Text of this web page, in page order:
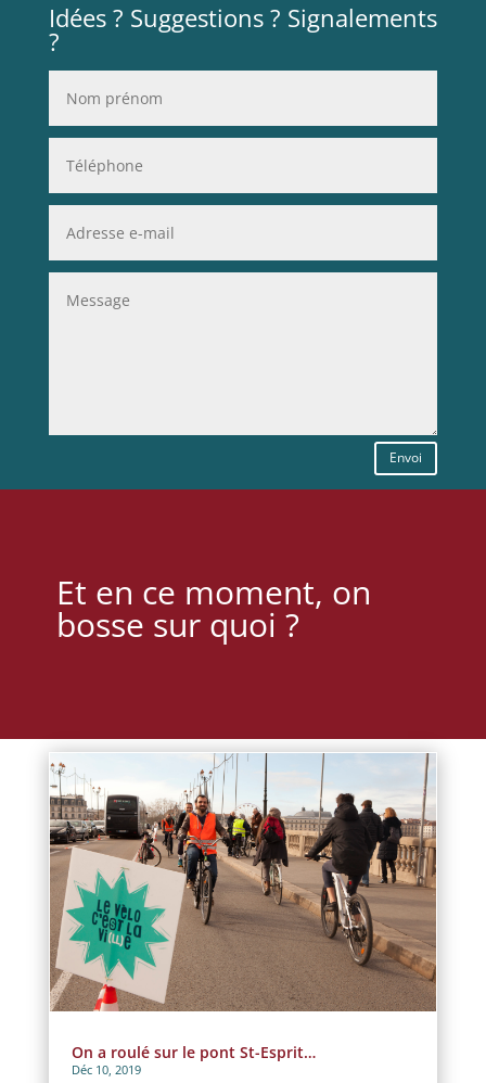
Idées ? Suggestions ? Signalements
?
Envoi
Et en ce moment, on
bosse sur quoi ?
On a roulé sur le pont St-Esprit…
Déc 10, 2019